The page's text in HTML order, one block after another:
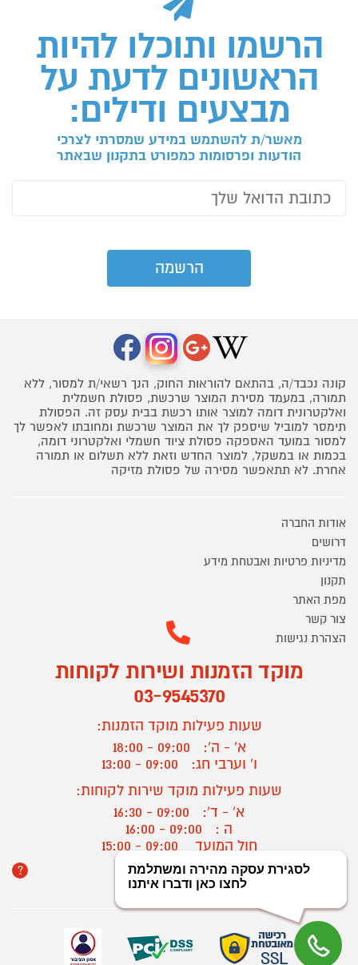
הרשמו ותוכלו להיות
הראשונים לדעת על
מבצעים ודילים:
מאשר/ת להשתמש במידע שמסרתי לצרכי
הודעות ופרסומות כמפורט בתקנון שבאתר
קונה נכבד/ה, בהתאם להוראות החוק, הנך רשאי/ת למסור, ללא
תמורה, במעמד מסירת המוצר שרכשת, פסולת חשמלית
ואלקטרונית דומה למוצר אותו רכשת בבית עסק זה. הפסולת
תימסר למוביל שיספק לך את המוצר שרכשת ומחובתו לאפשר לך
למסור במועד האספקה פסולת ציוד חשמלי ואלקטרוני דומה,
בכמות או במשקל, למוצר החדש וזאת ללא תשלום או תמורה
אחרת. לא תתאפשר מסירה של פסולת מזיקה
אודות החברה
דרושים
מדיניות פרטיות ואבטחת מידע
תקנון
מפת האתר
צור קשר
הצהרת נגישות
מוקד הזמנות ושירות לקוחות
03-9545370
שעות פעילות מוקד הזמנות:
א' - ה':
09:00 - 18:00
ו' וערבי חג:
09:00 - 13:00
שעות פעילות מוקד שירות לקוחות:
א' - ד':
09:00 - 16:30
ה :
09:00 - 16:00
חול המועד
? יצירת קשר/ביטול הזמנה